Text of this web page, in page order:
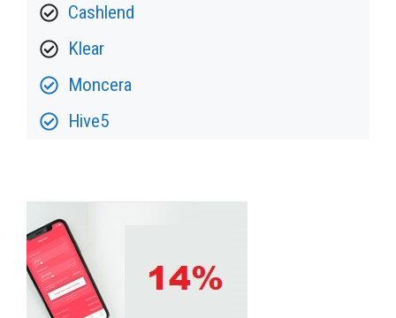
Cashlend
Klear
Moncera
Hive5